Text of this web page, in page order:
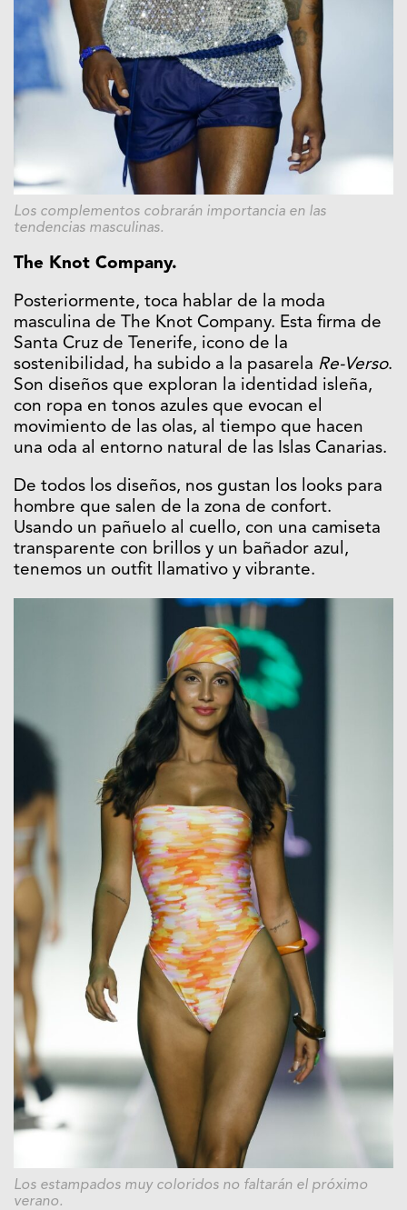
Los complementos cobrarán importancia en las
tendencias masculinas.
The Knot Company.
Posteriormente, toca hablar de la moda
masculina de The Knot Company. Esta firma de
Santa Cruz de Tenerife, icono de la
sostenibilidad, ha subido a la pasarela Re-Verso.
Son diseños que exploran la identidad isleña,
con ropa en tonos azules que evocan el
movimiento de las olas, al tiempo que hacen
una oda al entorno natural de las Islas Canarias.
De todos los diseños, nos gustan los looks para
hombre que salen de la zona de confort.
Usando un pañuelo al cuello, con una camiseta
transparente con brillos y un bañador azul,
tenemos un outfit llamativo y vibrante.
Los estampados muy coloridos no faltarán el próximo
verano.